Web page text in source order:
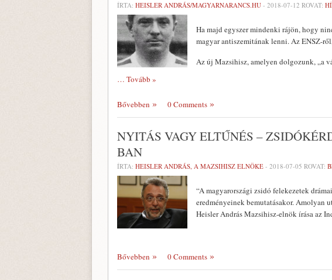
ÍRTA: HEISLER ANDRÁS/MAGYARNARANCS.HU - 2018-07-12 ROVAT:
Ha majd egyszer mindenki rájön, hogy
magyar antiszemitának lenni. Az ENSZ-
Az új Mazsihisz, amelyen dolgozunk, „a
… Tovább »
Bővebben 0 Comments
NYITÁS VAGY ELTŰNÉS –
BAN
ÍRTA: HEISLER ANDRÁS, A MAZSIHISZ ELNÖKE - 2018-07-05 ROVAT:
“A magyarországi zsidó felekezetek
eredményeinek bemutatásakor. Amolyan
Heisler András Mazsihisz-elnök írása az
Bővebben 0 Comments